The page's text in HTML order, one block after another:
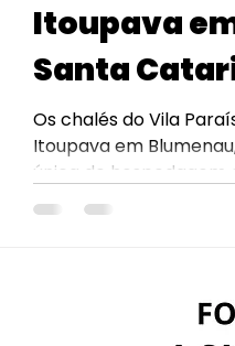
Itoupava
Santa
Os chalés do Vila
Itoupava em
única de hospedagem